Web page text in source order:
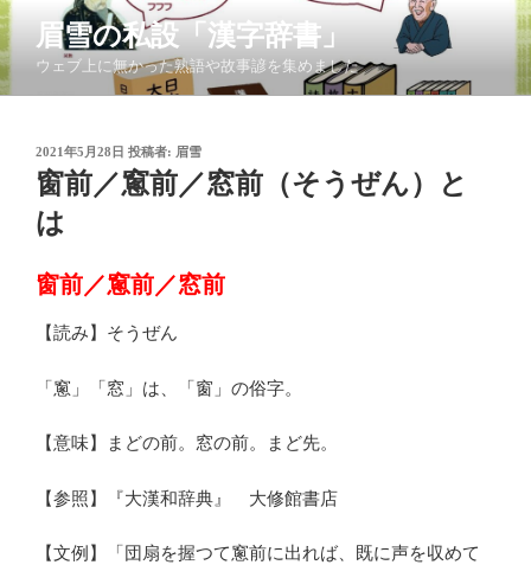
コ
ン
テ
ン
眉雪の私設「漢字辞書」
ウェブ上に無かった熟語や故事諺を集めました
投
稿
日:
2021年5月28日 投稿者: 眉雪
窗前／窻前／窓前（そうぜん）と
は
窗前／窻前／窓前
【読み】そうぜん
「窻」「窓」は、「窗」の俗字。
【意味】まどの前。窓の前。まど先。
【参照】『大漢和辞典』 大修館書店
【文例】「団扇を握つて窻前に出れば、既に声を収めて